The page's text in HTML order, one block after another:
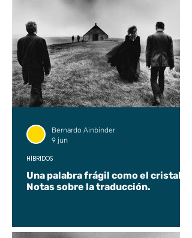
Una palabra frágil como el cristal.
Notas sobre la traducción.
HÍBRIDOS
Bernardo Ainbinder
9 jun